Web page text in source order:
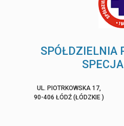
SPÓŁDZIELNIA
UL. PIOTRKOWSKA 17,
90-406 ŁÓDŹ (ŁÓDZKIE )